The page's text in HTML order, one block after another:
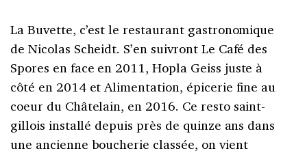
La Buvette, c’est le restaurant gastronomique
de Nicolas Scheidt. S’en suivront Le Café des
Spores en face en 2011, Hopla Geiss juste à
côté en 2014 et Alimentation, épicerie fine au
coeur du Châtelain, en 2016. Ce resto saint-
gillois installé depuis près de quinze ans dans
une ancienne boucherie classée, on vient